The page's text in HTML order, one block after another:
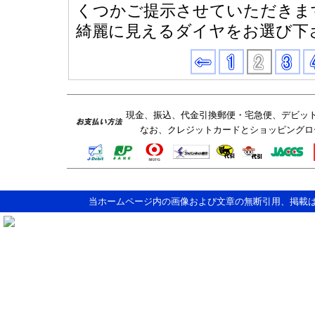
くつかご提示させていただき
綺麗に見えるダイヤをお選び下
現金、振込、代金引換郵便・宅急便、デビッ
なお、クレジットカードとショッピング
当ホームページ内の画像および文章の無断引用、掲載